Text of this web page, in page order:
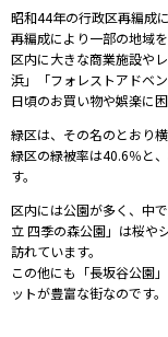
昭和44年の行政区再編成
再編成により一部の地域
区内に大きな商業施設や
浜」「フォレストアドベ
日頃のお買い物や娯楽に
緑区は、その名のとおり
緑区の緑被率は40.6％と
す。
区内には公園が多く、中
立 四季の森公園」は桜や
訪れています。
この他にも「長坂谷公園」
ットが豊富な街なのです。